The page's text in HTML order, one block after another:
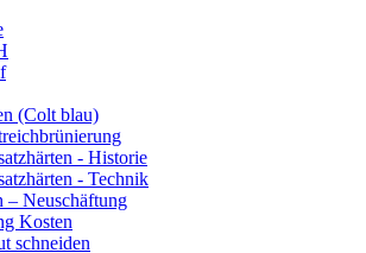
(Colt blau)
- Historie
- Technik
– Neuschäftung
Kosten
schneiden